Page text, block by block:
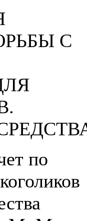
С
по